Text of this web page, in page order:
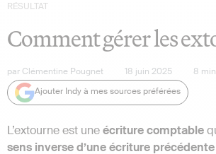
RÉSULTAT
Comment gérer les
par Clémentine Pougnet 18 juin 2025 8 min
Ajouter Indy à mes sources préférées
L’extourne est uneécriture comptable
sens inverse d’une écriture précédente